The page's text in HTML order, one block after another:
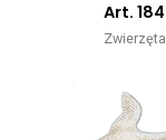
Art. 184
Zwierzęta